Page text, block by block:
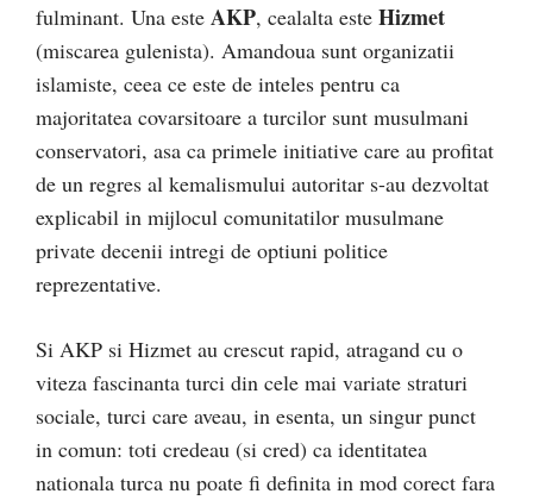
fulminant. Una este AKP, cealalta este Hizmet
(miscarea gulenista). Amandoua sunt organizatii
islamiste, ceea ce este de inteles pentru ca
majoritatea covarsitoare a turcilor sunt musulmani
conservatori, asa ca primele initiative care au profitat
de un regres al kemalismului autoritar s-au dezvoltat
explicabil in mijlocul comunitatilor musulmane
private decenii intregi de optiuni politice
reprezentative.
Si AKP si Hizmet au crescut rapid, atragand cu o
viteza fascinanta turci din cele mai variate straturi
sociale, turci care aveau, in esenta, un singur punct
in comun: toti credeau (si cred) ca identitatea
nationala turca nu poate fi definita in mod corect fara